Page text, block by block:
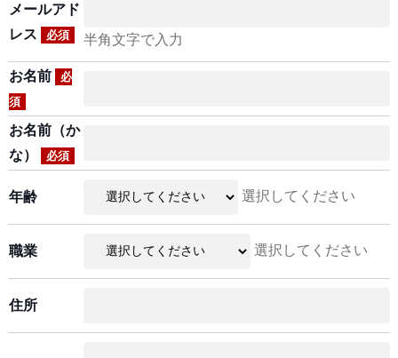
メールアド
レス
必須 半角文字で入力
お名前
必
須
お名前（か
な）
必須
年齢 選択してください
職業 選択してください
住所